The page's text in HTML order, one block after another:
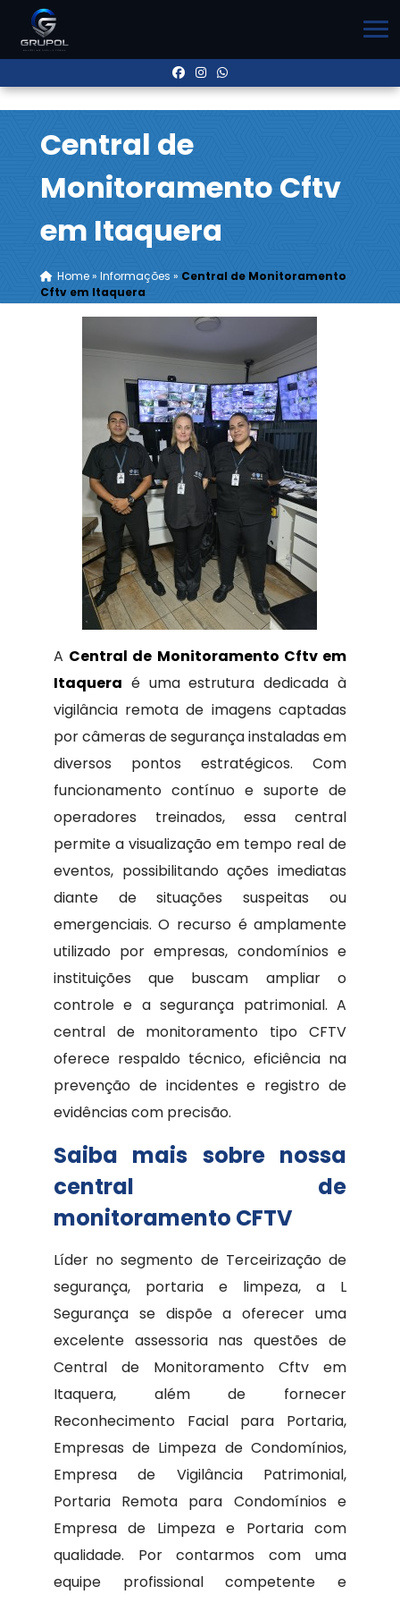
Central de
Monitoramento Cftv
em Itaquera
Home» Informações » Central de Monitoramento
Cftv em Itaquera
A Central de Monitoramento Cftv em
Itaquera é uma estrutura dedicada à
vigilância remota de imagens captadas
por câmeras de segurança instaladas em
diversos pontos estratégicos. Com
funcionamento contínuo e suporte de
operadores treinados, essa central
permite a visualização em tempo real de
eventos, possibilitando ações imediatas
diante de situações suspeitas ou
emergenciais. O recurso é amplamente
utilizado por empresas, condomínios e
instituições que buscam ampliar o
controle e a segurança patrimonial. A
central de monitoramento tipo CFTV
oferece respaldo técnico, eficiência na
prevenção de incidentes e registro de
evidências com precisão.
Saiba mais sobre nossa
central de
monitoramento CFTV
Líder no segmento de Terceirização de
segurança, portaria e limpeza, a L
Segurança se dispõe a oferecer uma
excelente assessoria nas questões de
Central de Monitoramento Cftv em
Itaquera, além de fornecer
Reconhecimento Facial para Portaria,
Empresas de Limpeza de Condomínios,
Empresa de Vigilância Patrimonial,
Portaria Remota para Condomínios e
Empresa de Limpeza e Portaria com
qualidade. Por contarmos com uma
equipe profissional competente e